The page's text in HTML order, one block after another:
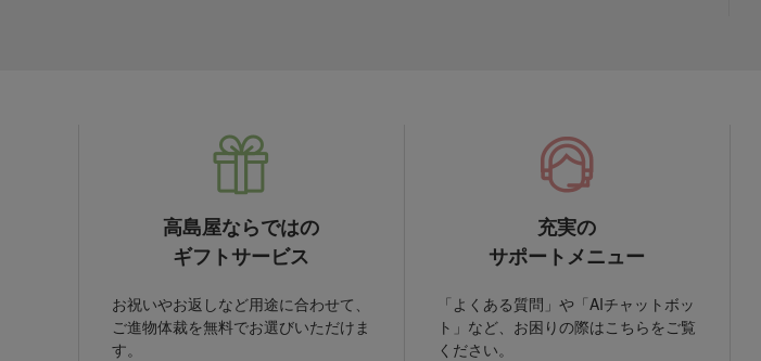
高島屋ならではの
ギフトサービス
お祝いやお返しなど用途に合わせて、
ご進物体裁を無料でお選びいただけま
す。
充実の
サポートメニュー
「よくある質問」や「AIチャットボッ
ト」など、お困りの際はこちらをご覧
ください。